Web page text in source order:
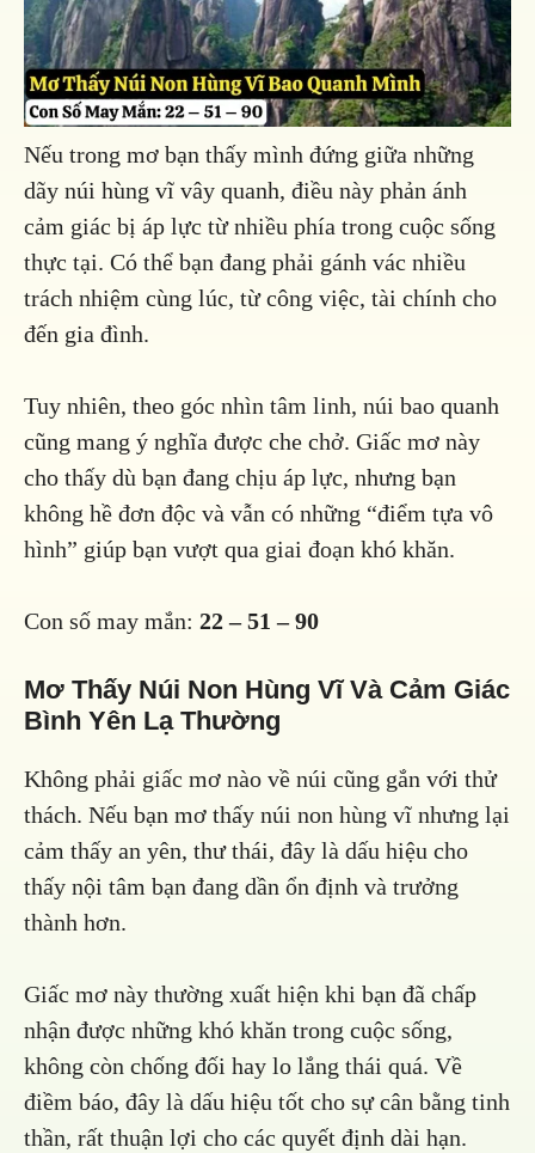
Nếu trong mơ bạn thấy mình đứng giữa những
dãy núi hùng vĩ vây quanh, điều này phản ánh
cảm giác bị áp lực từ nhiều phía trong cuộc sống
thực tại. Có thể bạn đang phải gánh vác nhiều
trách nhiệm cùng lúc, từ công việc, tài chính cho
đến gia đình.
Tuy nhiên, theo góc nhìn tâm linh, núi bao quanh
cũng mang ý nghĩa được che chở. Giấc mơ này
cho thấy dù bạn đang chịu áp lực, nhưng bạn
không hề đơn độc và vẫn có những “điểm tựa vô
hình” giúp bạn vượt qua giai đoạn khó khăn.
Con số may mắn: 22 – 51 – 90
Mơ Thấy Núi Non Hùng Vĩ Và Cảm Giác
Bình Yên Lạ Thường
Không phải giấc mơ nào về núi cũng gắn với thử
thách. Nếu bạn mơ thấy núi non hùng vĩ nhưng lại
cảm thấy an yên, thư thái, đây là dấu hiệu cho
thấy nội tâm bạn đang dần ổn định và trưởng
thành hơn.
Giấc mơ này thường xuất hiện khi bạn đã chấp
nhận được những khó khăn trong cuộc sống,
không còn chống đối hay lo lắng thái quá. Về
điềm báo, đây là dấu hiệu tốt cho sự cân bằng tinh
thần, rất thuận lợi cho các quyết định dài hạn.